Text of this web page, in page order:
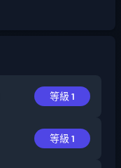
等級 1
等級 1